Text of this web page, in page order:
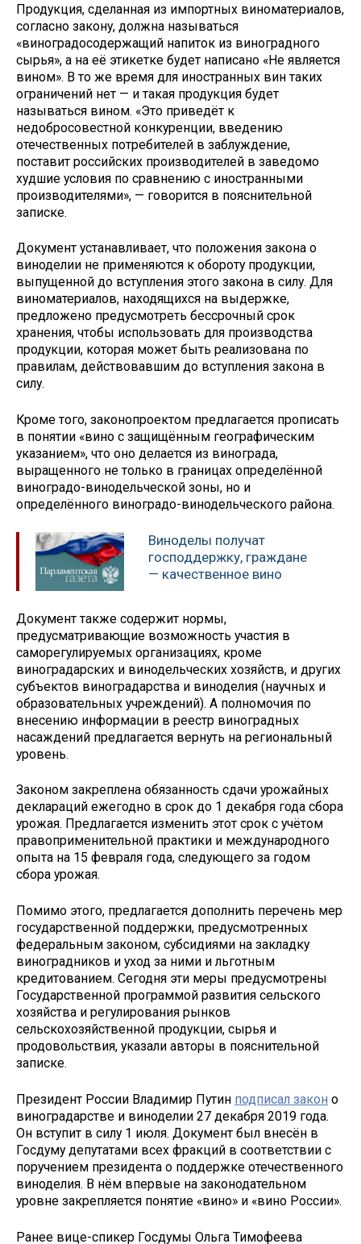
Продукция, сделанная из импортных виноматериалов,
согласно закону, должна называться
«виноградосодержащий напиток из виноградного
сырья», а на её этикетке будет написано «Не является
вином». В то же время для иностранных вин таких
ограничений нет — и такая продукция будет
называться вином. «Это приведёт к
недобросовестной конкуренции, введению
отечественных потребителей в заблуждение,
поставит российских производителей в заведомо
худшие условия по сравнению с иностранными
производителями», — говорится в пояснительной
записке.
Документ устанавливает, что положения закона о
виноделии не применяются к обороту продукции,
выпущенной до вступления этого закона в силу. Для
виноматериалов, находящихся на выдержке,
предложено предусмотреть бессрочный срок
хранения, чтобы использовать для производства
продукции, которая может быть реализована по
правилам, действовавшим до вступления закона в
силу.
Кроме того, законопроектом предлагается прописать
в понятии «вино с защищённым географическим
указанием», что оно делается из винограда,
выращенного не только в границах определённой
виноградо-винодельческой зоны, но и
определённого виноградо-винодельческого района.
Виноделы получат
господдержку, граждане
— качественное вино
Документ также содержит нормы,
предусматривающие возможность участия в
саморегулируемых организациях, кроме
виноградарских и винодельческих хозяйств, и других
субъектов виноградарства и виноделия (научных и
образовательных учреждений). А полномочия по
внесению информации в реестр виноградных
насаждений предлагается вернуть на региональный
уровень.
Законом закреплена обязанность сдачи урожайных
деклараций ежегодно в срок до 1 декабря года сбора
урожая. Предлагается изменить этот срок с учётом
правоприменительной практики и международного
опыта на 15 февраля года, следующего за годом
сбора урожая.
Помимо этого, предлагается дополнить перечень мер
государственной поддержки, предусмотренных
федеральным законом, субсидиями на закладку
виноградников и уход за ними и льготным
кредитованием. Сегодня эти меры предусмотрены
Государственной программой развития сельского
хозяйства и регулирования рынков
сельскохозяйственной продукции, сырья и
продовольствия, указали авторы в пояснительной
записке.
Президент России Владимир Путин подписал закон о
виноградарстве и виноделии 27 декабря 2019 года.
Он вступит в силу 1 июля. Документ был внесён в
Госдуму депутатами всех фракций в соответствии с
поручением президента о поддержке отечественного
виноделия. В нём впервые на законодательном
уровне закрепляется понятие «вино» и «вино России».
Ранее вице-спикер Госдумы Ольга Тимофеева